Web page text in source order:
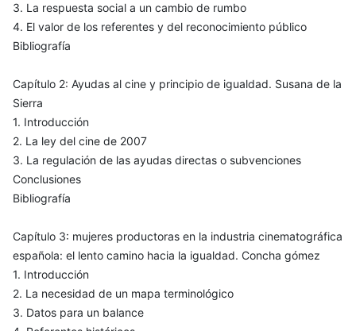
3. La respuesta social a un cambio de rumbo
4. El valor de los referentes y del reconocimiento público
Bibliografía
Capítulo 2: Ayudas al cine y principio de igualdad. Susana de la
Sierra
1. Introducción
2. La ley del cine de 2007
3. La regulación de las ayudas directas o subvenciones
Conclusiones
Bibliografía
Capítulo 3: mujeres productoras en la industria cinematográfica
española: el lento camino hacia la igualdad. Concha gómez
1. Introducción
2. La necesidad de un mapa terminológico
3. Datos para un balance